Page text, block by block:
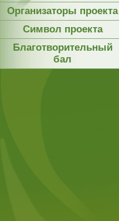
Организаторы проекта
Символ проекта
Благотворительный
бал